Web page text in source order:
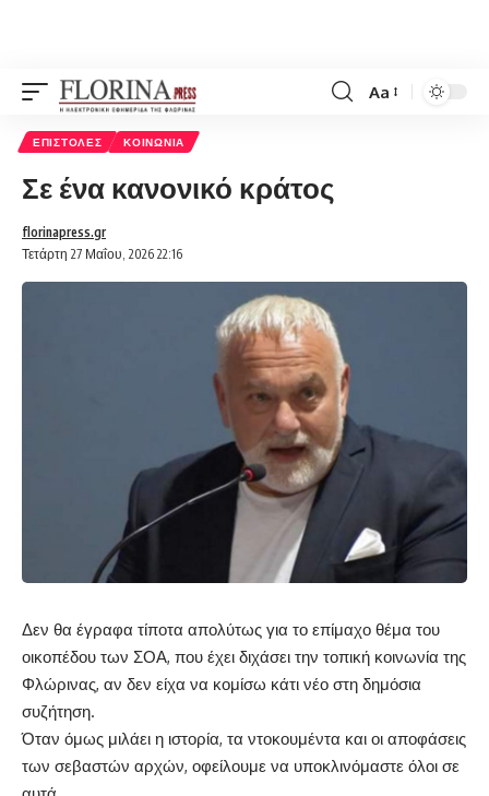
Font
Aa
ΕΠΙΣΤΟΛΈΣ ΚΟΙΝΩΝΊΑ
Σε ένα κανονικό κράτος
Τετάρτη 27 Μαΐου, 2026 22:16
florinapress.gr
Δεν θα έγραφα τίποτα απολύτως για το επίμαχο θέμα του
οικοπέδου των ΣΟΑ, που έχει διχάσει την τοπική κοινωνία της
Φλώρινας, αν δεν είχα να κομίσω κάτι νέο στη δημόσια
συζήτηση.
Όταν όμως μιλάει η ιστορία, τα ντοκουμέντα και οι αποφάσεις
των σεβαστών αρχών, οφείλουμε να υποκλινόμαστε όλοι σε